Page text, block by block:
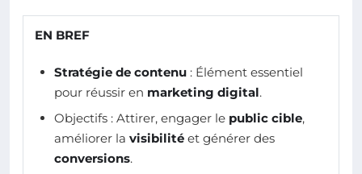
EN BREF
Stratégie de contenu : Élément essentiel
pour réussir en marketing digital.
Objectifs : Attirer, engager le public cible,
améliorer la visibilité et générer des
conversions.